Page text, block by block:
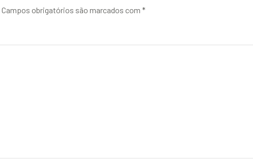
Campos obrigatórios são marcados com *